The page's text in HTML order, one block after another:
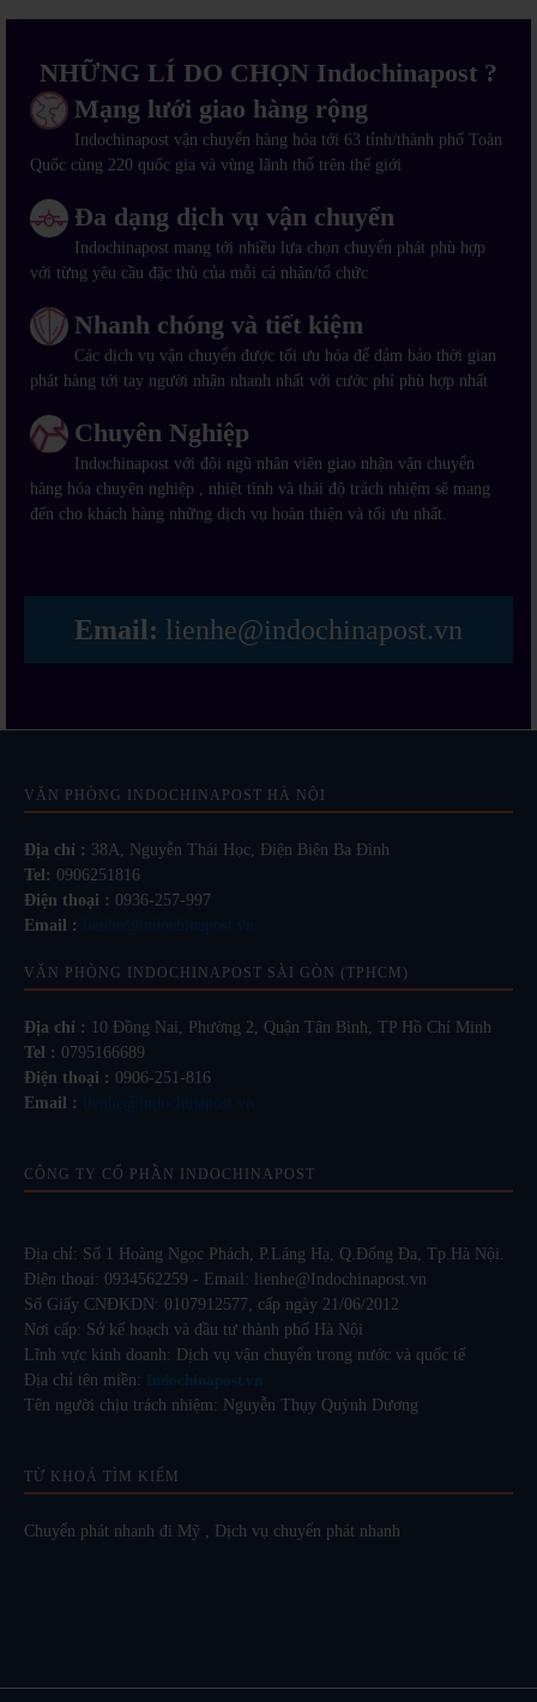
NHỮNG LÍ DO CHỌN Indochinapost ?
Mạng lưới giao hàng rộng
Indochinapost vận chuyển hàng hóa tới 63 tỉnh/thành phố Toàn
Quốc cùng 220 quốc gia và vùng lãnh thổ trên thế giới
Đa dạng dịch vụ vận chuyển
Indochinapost mang tới nhiều lựa chọn chuyển phát phù hợp
với từng yêu cầu đặc thù của mỗi cá nhân/tổ chức
Nhanh chóng và tiết kiệm
Các dịch vụ vận chuyển được tối ưu hóa để đảm bảo thời gian
phát hàng tới tay người nhận nhanh nhất với cước phí phù hợp nhất
Chuyên Nghiệp
Indochinapost với đội ngũ nhân viên giao nhận vận chuyển
hàng hóa chuyên nghiệp , nhiệt tình và thái độ trách nhiệm sẽ mang
đến cho khách hàng những dịch vụ hoàn thiện và tối ưu nhất.
Email: lienhe@indochinapost.vn
VĂN PHÒNG INDOCHINAPOST HÀ NỘI
Địa chỉ : 38A, Nguyễn Thái Học, Điện Biên Ba Đình
Tel: 0906251816
Điện thoại : 0936-257-997
Email :
lienhe@indochinapost.vn
VĂN PHÒNG INDOCHINAPOST SÀI GÒN (TPHCM)
Địa chỉ : 10 Đồng Nai, Phường 2, Quận Tân Bình, TP Hồ Chí Minh
Tel : 0795166689
Điện thoại : 0906-251-816
Email :
lienhe@indochinapost.vn
CÔNG TY CỔ PHẦN INDOCHINAPOST
Địa chỉ: Số 1 Hoàng Ngọc Phách, P.Láng Hạ, Q.Đống Đa, Tp.Hà Nội.
Điện thoại: 0934562259 - Email: lienhe@Indochinapost.vn
Số Giấy CNĐKDN: 0107912577, cấp ngày 21/06/2012
Nơi cấp: Sở kế hoạch và đầu tư thành phố Hà Nội
Lĩnh vực kinh doanh: Dịch vụ vận chuyển trong nước và quốc tế
Địa chỉ tên miền: Indochinapost.vn
Tên người chịu trách nhiệm: Nguyễn Thụy Quỳnh Dương
TỪ KHOÁ TÌM KIẾM
Chuyển phát nhanh đi Mỹ Dịch vụ chuyển phát nhanh